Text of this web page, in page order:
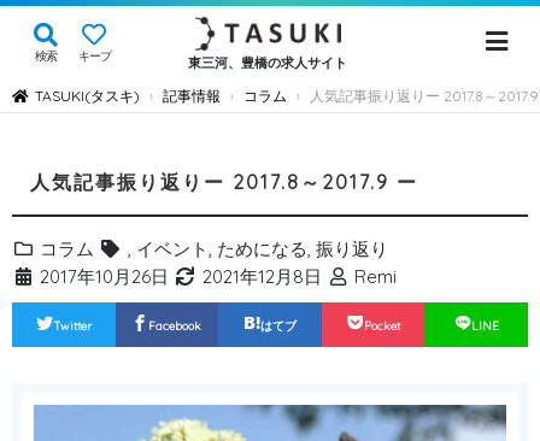
検索 キープ 東三河、豊橋の求人サイト
TASUKI(タスキ) › 記事情報 › コラム › 人気記事振り返りー 2017.8～
人気記事振り返りー 2017.8～2017.9 ー
コラム , イベント, ためになる, 振り返り
2017年10月26日
2021年12月8日 Remi
Twitter Facebook はてブ Pocket LINE